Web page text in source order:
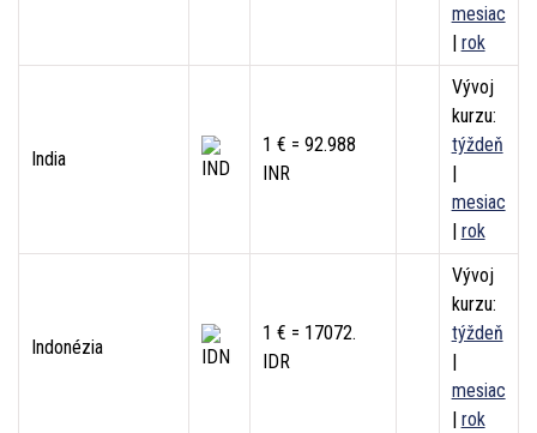
mesiac
| rok
India
1 € = 92.988
INR
Vývoj
kurzu:
týždeň
|
mesiac
| rok
Indonézia
1 € = 17072.
IDR
Vývoj
kurzu:
týždeň
|
mesiac
| rok